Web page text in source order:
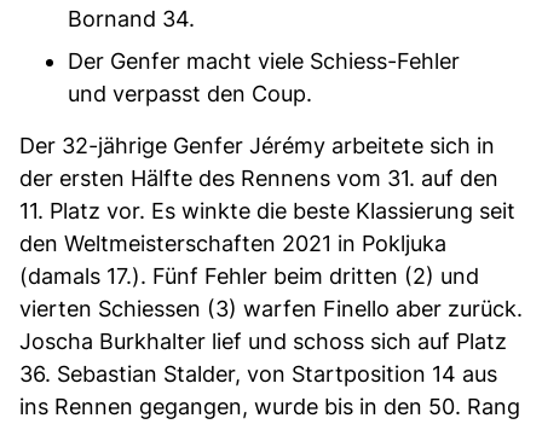
Bornand 34.
Der Genfer macht viele Schiess-Fehler
und verpasst den Coup.
Der 32-jährige Genfer Jérémy arbeitete sich in
der ersten Hälfte des Rennens vom 31. auf den
11. Platz vor. Es winkte die beste Klassierung seit
den Weltmeisterschaften 2021 in Pokljuka
(damals 17.). Fünf Fehler beim dritten (2) und
vierten Schiessen (3) warfen Finello aber zurück.
Joscha Burkhalter lief und schoss sich auf Platz
36. Sebastian Stalder, von Startposition 14 aus
ins Rennen gegangen, wurde bis in den 50. Rang